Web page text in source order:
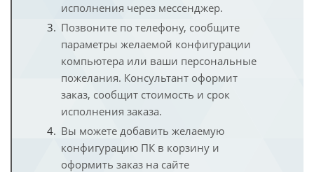
исполнения через мессенджер.
Позвоните по телефону, сообщите
параметры желаемой конфигурации
компьютера или ваши персональные
пожелания. Консультант оформит
заказ, сообщит стоимость и срок
исполнения заказа.
Вы можете добавить желаемую
конфигурацию ПК в корзину и
оформить заказ на сайте